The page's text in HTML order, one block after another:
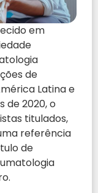
em
de
Latina e
de 2020, o
titulados,
referência
de